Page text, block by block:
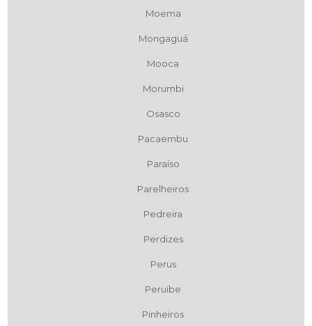
Moema
Mongaguá
Mooca
Morumbi
Osasco
Pacaembu
Paraíso
Parelheiros
Pedreira
Perdizes
Perus
Peruíbe
Pinheiros